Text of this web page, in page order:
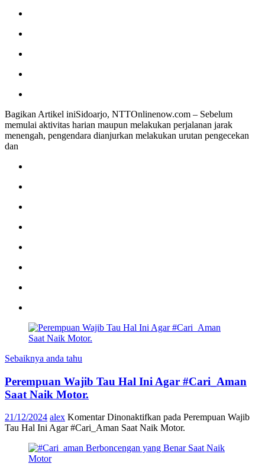
Bagikan Artikel iniSidoarjo, NTTOnlinenow.com – Sebelum
memulai aktivitas harian maupun melakukan perjalanan jarak
menengah, pengendara dianjurkan melakukan urutan pengecekan
dan
Sebaiknya anda tahu
Perempuan Wajib Tau Hal Ini Agar #Cari_Aman
Saat Naik Motor.
21/12/2024 alex Komentar Dinonaktifkan pada Perempuan Wajib
Tau Hal Ini Agar #Cari_Aman Saat Naik Motor.